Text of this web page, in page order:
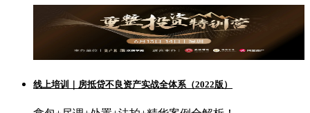
线上培训｜房抵贷不良资产实战全体系（2022版）